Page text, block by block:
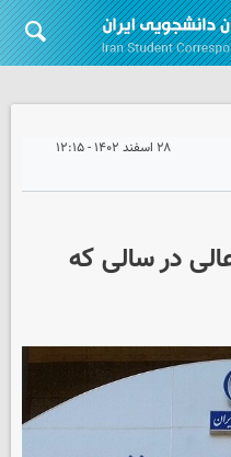
۲۸ اسفند ۱۴۰۲ - ۱۲:۱۵
در سالی که